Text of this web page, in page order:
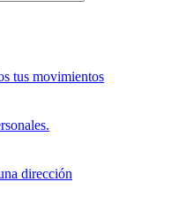
tus movimientos
dirección